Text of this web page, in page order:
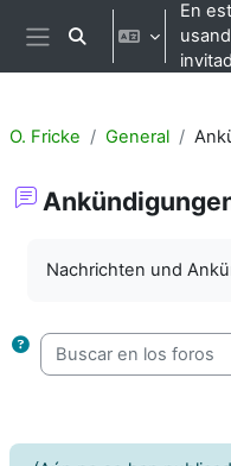
Salta al contenido principal
Panel lateral
Selector de
En
O. Fricke General
Nachrichten und
Buscar en los foros